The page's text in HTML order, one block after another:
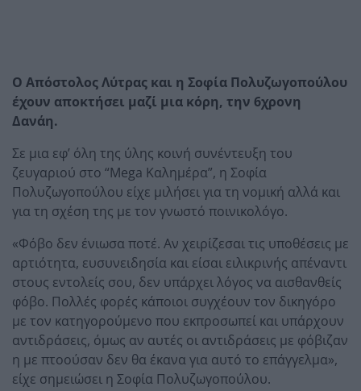
Ο Απόστολος Λύτρας και η Σοφία Πολυζωγοπούλου
έχουν αποκτήσει μαζί μια κόρη, την 6χρονη
Δανάη.
Σε μια εφ’ όλη της ύλης κοινή συνέντευξη του
ζευγαριού στο “Mega Καλημέρα”, η Σοφία
Πολυζωγοπούλου είχε μιλήσει για τη νομική αλλά και
για τη σχέση της με τον γνωστό ποινικολόγο.
«Φόβο δεν ένιωσα ποτέ. Αν χειρίζεσαι τις υποθέσεις με
αρτιότητα, ευσυνειδησία και είσαι ειλικρινής απέναντι
στους εντολείς σου, δεν υπάρχει λόγος να αισθανθείς
φόβο. Πολλές φορές κάποιοι συγχέουν τον δικηγόρο
με τον κατηγορούμενο που εκπροσωπεί και υπάρχουν
αντιδράσεις, όμως αν αυτές οι αντιδράσεις με φόβιζαν
η με πτοούσαν δεν θα έκανα για αυτό το επάγγελμα»,
είχε σημειώσει η Σοφία Πολυζωγοπούλου.